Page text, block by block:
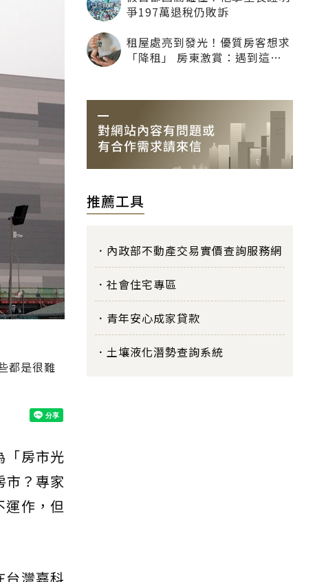
都是很難
「房市光
市？專家
運作，但
台灣嘉科
爭197萬退稅仍敗訴
租屋處亮到發光！優質房客想求
「降租」 房東激賞：遇到這種
推薦工具
內政部不動產交易實價查詢服務網
社會住宅專區
青年安心成家貸款
土壤液化潛勢查詢系統